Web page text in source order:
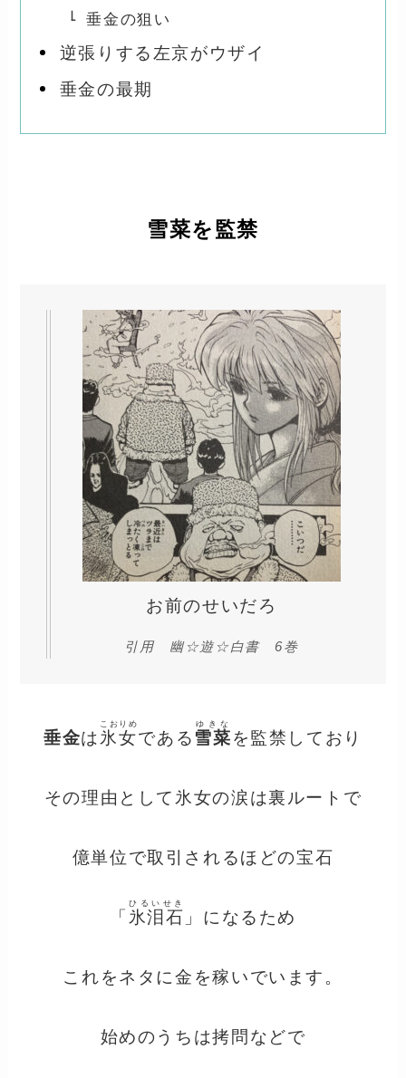
垂金の狙い
逆張りする左京がウザイ
垂金の最期
雪菜を監禁
お前のせいだろ
引用 幽☆遊☆白書 6巻
垂金は氷女
こおりめ
である 雪菜
ゆきな
を監禁しており
その理由として氷女の涙は裏ルートで
億単位で取引されるほどの宝石
「 氷泪石
ひるいせき
」になるため
これをネタに金を稼いでいます。
始めのうちは拷問などで